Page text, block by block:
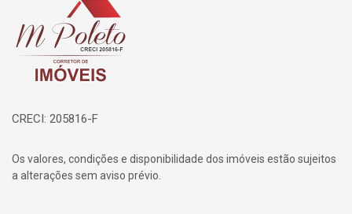
Página inicial
CRECI: 205816-F
Os valores, condições e disponibilidade dos imóveis estão sujeitos
a alterações sem aviso prévio.